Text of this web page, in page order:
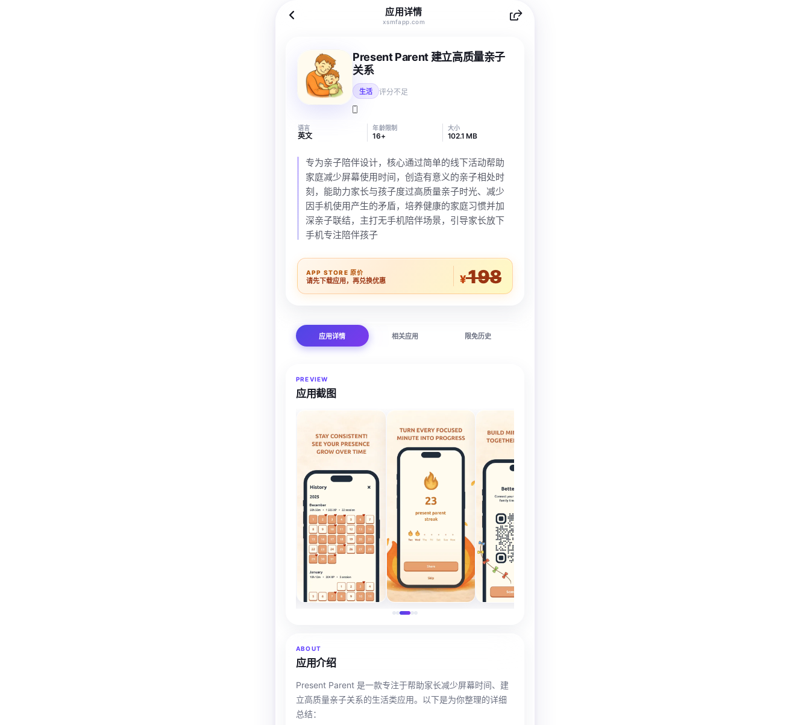
应用详情
xsmfapp.com
Present Parent 建立高质量亲子
关系
生活 评分不足
语言
英文
年龄限制
16+
大小
102.1 MB
专为亲子陪伴设计，核心通过简单的线下活动帮助
家庭减少屏幕使用时间，创造有意义的亲子相处时
刻，能助力家长与孩子度过高质量亲子时光、减少
因手机使用产生的矛盾，培养健康的家庭习惯并加
深亲子联结，主打无手机陪伴场景，引导家长放下
手机专注陪伴孩子
APP STORE 原价
请先下载应用，再兑换优惠 ¥198
应用详情 相关应用 限免历史
PREVIEW
应用截图
ABOUT
应用介绍
Present Parent 是一款专注于帮助家长减少屏幕时间、建
立高质量亲子关系的生活类应用。以下是为你整理的详细
总结：